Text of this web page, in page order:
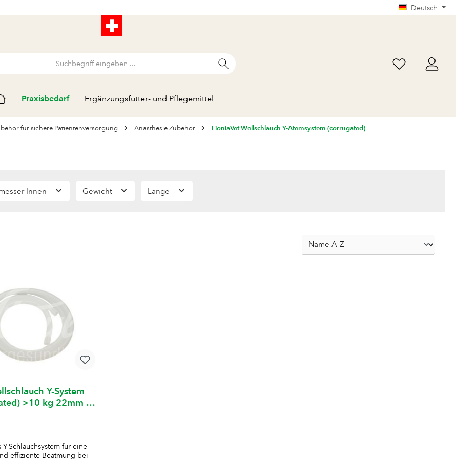
Deutsch
Praxisbedarf Ergänzungsfutter- und Pflegemittel
für sichere Patientenversorgung Anästhesie Zubehör FioniaVet Wellschlauch Y-Atemsystem (corrugated)
Innen Gewicht Länge
Y-System
>10 kg 22mm x
Schlauchsystem für eine
effiziente Beatmung bei